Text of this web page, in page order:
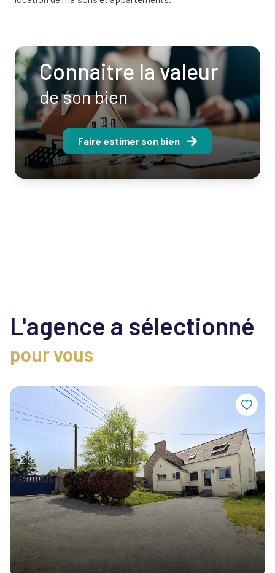
Connaitre la valeur
de son bien
Faire estimer son bien
L'agence a sélectionné
pour vous